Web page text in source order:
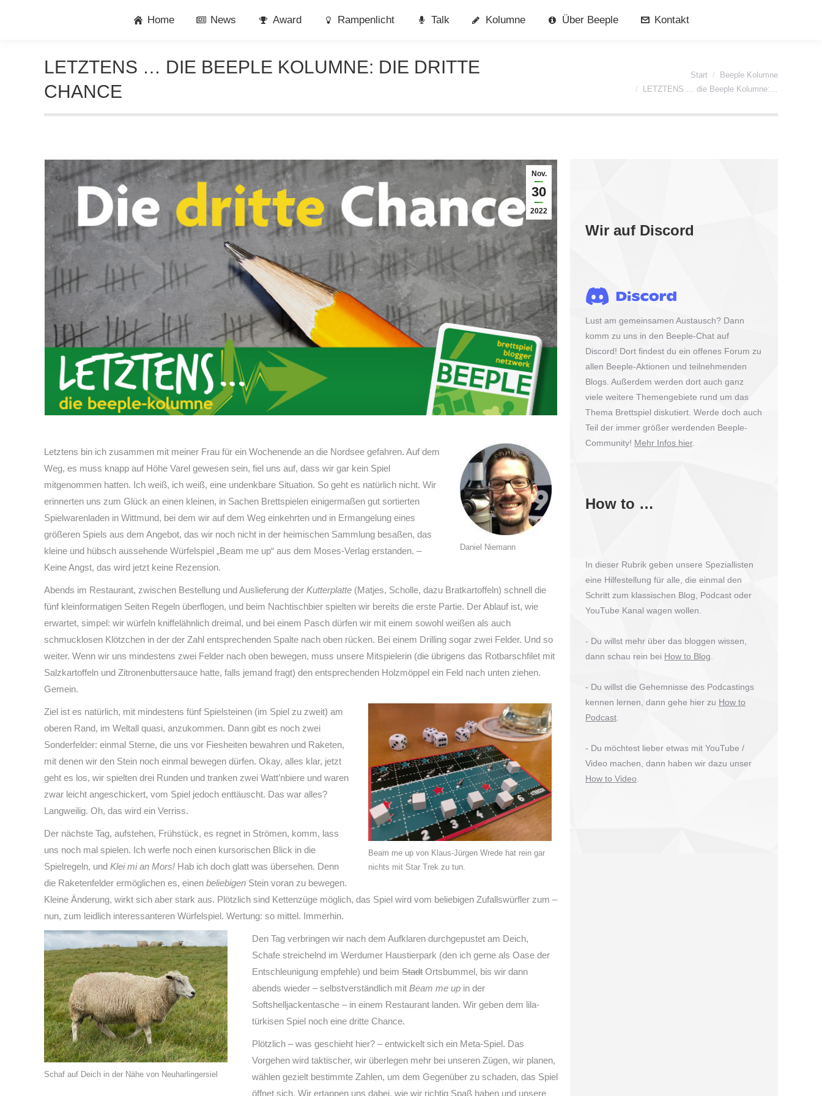
Home News Award Rampenlicht Talk Kolumne Über Beeple Kontakt
LETZTENS … DIE BEEPLE KOLUMNE: DIE DRITTE
CHANCE
Start
Beeple Kolumne
LETZTENS … die Beeple Kolumne:…
Nov.
30
2022
Daniel Niemann
Letztens bin ich zusammen mit meiner Frau für ein Wochenende an die Nordsee gefahren. Auf dem
Weg, es muss knapp auf Höhe Varel gewesen sein, fiel uns auf, dass wir gar kein Spiel
mitgenommen hatten. Ich weiß, ich weiß, eine undenkbare Situation. So geht es natürlich nicht. Wir
erinnerten uns zum Glück an einen kleinen, in Sachen Brettspielen einigermaßen gut sortierten
Spielwarenladen in Wittmund, bei dem wir auf dem Weg einkehrten und in Ermangelung eines
größeren Spiels aus dem Angebot, das wir noch nicht in der heimischen Sammlung besaßen, das
kleine und hübsch aussehende Würfelspiel „Beam me up“ aus dem Moses-Verlag erstanden. –
Keine Angst, das wird jetzt keine Rezension.
Abends im Restaurant, zwischen Bestellung und Auslieferung der Kutterplatte (Matjes, Scholle, dazu Bratkartoffeln) schnell die
fünf kleinformatigen Seiten Regeln überflogen, und beim Nachtischbier spielten wir bereits die erste Partie. Der Ablauf ist, wie
erwartet, simpel: wir würfeln kniffelähnlich dreimal, und bei einem Pasch dürfen wir mit einem sowohl weißen als auch
schmucklosen Klötzchen in der der Zahl entsprechenden Spalte nach oben rücken. Bei einem Drilling sogar zwei Felder. Und so
weiter. Wenn wir uns mindestens zwei Felder nach oben bewegen, muss unsere Mitspielerin (die übrigens das Rotbarschfilet mit
Salzkartoffeln und Zitronenbuttersauce hatte, falls jemand fragt) den entsprechenden Holzmöppel ein Feld nach unten ziehen.
Gemein.
Beam me up von Klaus-Jürgen Wrede hat rein gar
nichts mit Star Trek zu tun.
Ziel ist es natürlich, mit mindestens fünf Spielsteinen (im Spiel zu zweit) am
oberen Rand, im Weltall quasi, anzukommen. Dann gibt es noch zwei
Sonderfelder: einmal Sterne, die uns vor Fiesheiten bewahren und Raketen,
mit denen wir den Stein noch einmal bewegen dürfen. Okay, alles klar, jetzt
geht es los, wir spielten drei Runden und tranken zwei Watt’nbiere und waren
zwar leicht angeschickert, vom Spiel jedoch enttäuscht. Das war alles?
Langweilig. Oh, das wird ein Verriss.
Der nächste Tag, aufstehen, Frühstück, es regnet in Strömen, komm, lass
uns noch mal spielen. Ich werfe noch einen kursorischen Blick in die
Spielregeln, und Klei mi an Mors! Hab ich doch glatt was übersehen. Denn
die Raketenfelder ermöglichen es, einen beliebigen Stein voran zu bewegen.
Kleine Änderung, wirkt sich aber stark aus. Plötzlich sind Kettenzüge möglich, das Spiel wird vom beliebigen Zufallswürfler zum –
nun, zum leidlich interessanteren Würfelspiel. Wertung: so mittel. Immerhin.
Schaf auf Deich in der Nähe von Neuharlingersiel
Den Tag verbringen wir nach dem Aufklaren durchgepustet am Deich,
Schafe streichelnd im Werdumer Haustierpark (den ich gerne als Oase der
Entschleunigung empfehle) und beim Stadt Ortsbummel, bis wir dann
abends wieder – selbstverständlich mit Beam me up in der
Softshelljackentasche – in einem Restaurant landen. Wir geben dem lila-
türkisen Spiel noch eine dritte Chance.
Plötzlich – was geschieht hier? – entwickelt sich ein Meta-Spiel. Das
Vorgehen wird taktischer, wir überlegen mehr bei unseren Zügen, wir planen,
wählen gezielt bestimmte Zahlen, um dem Gegenüber zu schaden, das Spiel
öffnet sich. Wir ertappen uns dabei, wie wir richtig Spaß haben und unsere
Wir auf Discord
Lust am gemeinsamen Austausch? Dann
komm zu uns in den Beeple-Chat auf
Discord! Dort findest du ein offenes Forum zu
allen Beeple-Aktionen und teilnehmenden
Blogs. Außerdem werden dort auch ganz
viele weitere Themengebiete rund um das
Thema Brettspiel diskutiert. Werde doch auch
Teil der immer größer werdenden Beeple-
Community! Mehr Infos hier.
How to …
In dieser Rubrik geben unsere Speziallisten
eine Hilfestellung für alle, die einmal den
Schritt zum klassischen Blog, Podcast oder
YouTube Kanal wagen wollen.
- Du willst mehr über das bloggen wissen,
dann schau rein bei How to Blog
- Du willst die Gehemnisse des Podcastings
kennen lernen, dann gehe hier zu How to
Podcast
- Du möchtest lieber etwas mit YouTube /
Video machen, dann haben wir dazu unser
How to Video